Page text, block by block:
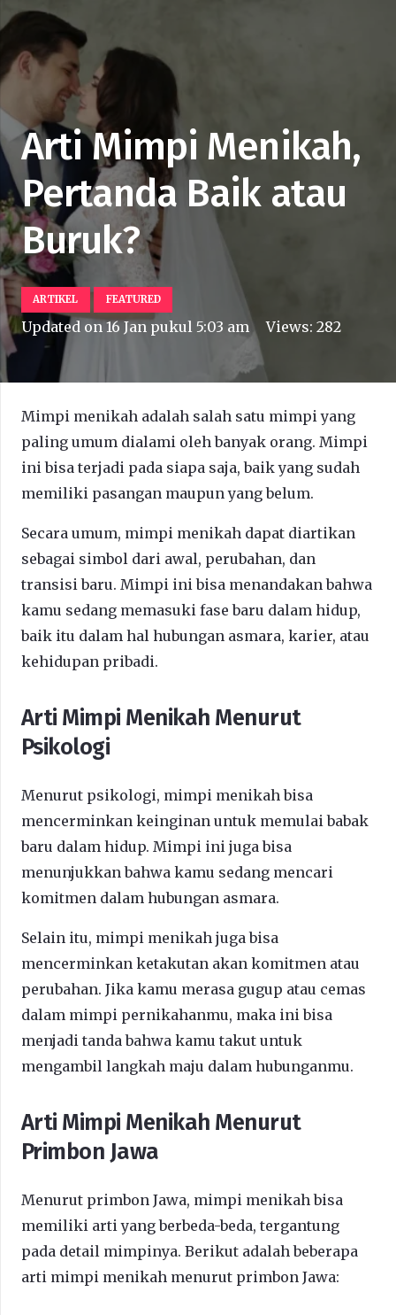
Arti Mimpi Menikah,
Pertanda Baik atau
Buruk?
ARTIKEL FEATURED
Updated on16 Jan pukul 5:03 am Views:282
Mimpi menikah adalah salah satu mimpi yang
paling umum dialami oleh banyak orang. Mimpi
ini bisa terjadi pada siapa saja, baik yang sudah
memiliki pasangan maupun yang belum.
Secara umum, mimpi menikah dapat diartikan
sebagai simbol dari awal, perubahan, dan
transisi baru. Mimpi ini bisa menandakan bahwa
kamu sedang memasuki fase baru dalam hidup,
baik itu dalam hal hubungan asmara, karier, atau
kehidupan pribadi.
Arti Mimpi Menikah Menurut
Psikologi
Menurut psikologi, mimpi menikah bisa
mencerminkan keinginan untuk memulai babak
baru dalam hidup. Mimpi ini juga bisa
menunjukkan bahwa kamu sedang mencari
komitmen dalam hubungan asmara.
Selain itu, mimpi menikah juga bisa
mencerminkan ketakutan akan komitmen atau
perubahan. Jika kamu merasa gugup atau cemas
dalam mimpi pernikahanmu, maka ini bisa
menjadi tanda bahwa kamu takut untuk
mengambil langkah maju dalam hubunganmu.
Arti Mimpi Menikah Menurut
Primbon Jawa
Menurut primbon Jawa, mimpi menikah bisa
memiliki arti yang berbeda-beda, tergantung
pada detail mimpinya. Berikut adalah beberapa
arti mimpi menikah menurut primbon Jawa: